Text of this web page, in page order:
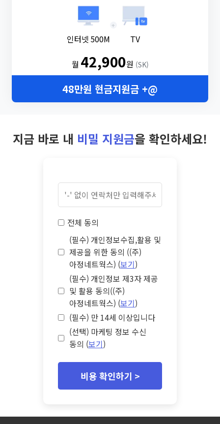
인터넷 500M
+
TV
월 42,900원 (SK)
48만원 현금지원금 +@
지금 바로 내 비밀 지원금을 확인하세요!
전체 동의
(필수) 개인정보수집,활용 및
제공을 위한 동의 ((주)
아정네트웍스) (보기)
(필수) 개인정보 제3자 제공
및 활용 동의((주)
아정네트웍스) (보기)
(필수) 만 14세 이상입니다
(선택) 마케팅 정보 수신
동의 (보기)
비용 확인하기 >